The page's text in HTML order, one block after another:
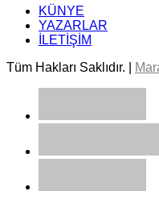
KÜNYE
YAZARLAR
İLETİŞİM
Tüm Hakları Saklıdır. |